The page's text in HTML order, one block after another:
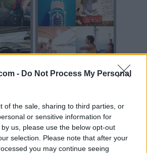
- Do Not Process My Personal
of the sale, sharing to third parties, or
or sensitive information for
us, please use the below opt-out
selection. Please note that after your
you may continue seeing